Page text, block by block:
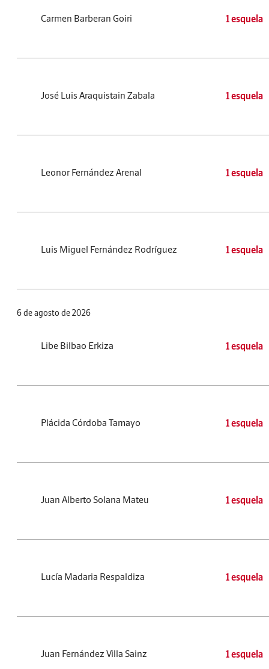
Carmen Barberan Goiri 1 esquela
José Luis Araquistain Zabala 1 esquela
Leonor Fernández Arenal 1 esquela
Luis Miguel Fernández Rodríguez 1 esquela
6 de agosto de 2026
Libe Bilbao Erkiza 1 esquela
Plácida Córdoba Tamayo 1 esquela
Juan Alberto Solana Mateu 1 esquela
Lucía Madaria Respaldiza 1 esquela
Juan Fernández Villa Sainz 1 esquela